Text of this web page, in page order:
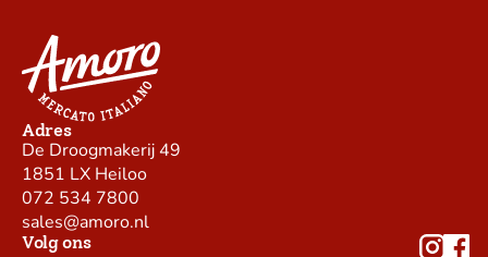
Adres
De Droogmakerij 49
1851 LX Heiloo
072 534 7800
sales@amoro.nl
Volg ons